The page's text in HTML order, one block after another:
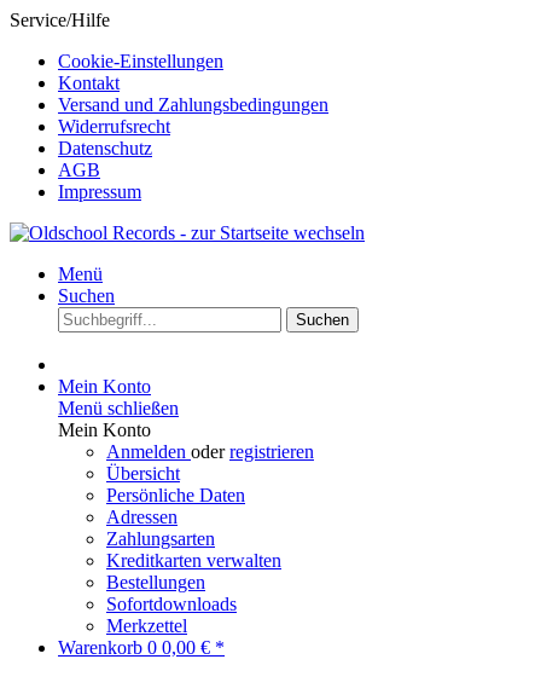
Service/Hilfe
Cookie-Einstellungen
Kontakt
Versand und Zahlungsbedingungen
Widerrufsrecht
Datenschutz
AGB
Impressum
Menü
Suchen
Suchen
Mein Konto
Menü schließen
Mein Konto
Anmelden oderregistrieren
Übersicht
Persönliche Daten
Adressen
Zahlungsarten
Kreditkarten verwalten
Bestellungen
Sofortdownloads
Merkzettel
Warenkorb 0 0,00 € *